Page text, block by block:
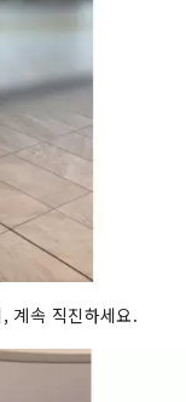
계속 직진하세요.